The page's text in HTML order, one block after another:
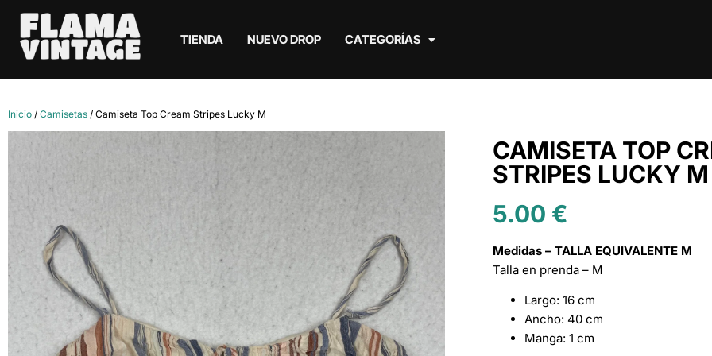
TIENDA NUEVO DROP CATEGORÍAS
Inicio / Camisetas / Camiseta Top Cream Stripes Lucky M
CAMISETA TOP
STRIPES LUCKY M
5.00 €
Medidas – TALLA EQUIVALENTE M
Talla en prenda – M
Largo: 16 cm
Ancho: 40 cm
Manga: 1 cm